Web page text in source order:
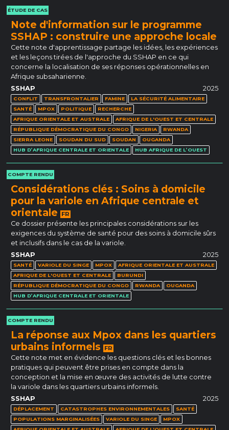
ÉTUDE DE CAS
Note d'information sur le programme
SSHAP : construire une approche locale
Cette note d'apprentissage partage les idées, les expériences
et les leçons tirées de l'approche du SSHAP en ce qui
concerne la localisation de ses réponses opérationnelles en
Afrique subsaharienne.
SSHAP
2025
CONFLIT TRANSFRONTALIER FAMINE
LA SÉCURITÉ ALIMENTAIRE
SANTÉ
MPOX POLITIQUE
RECHERCHE
AFRIQUE ORIENTALE ET AUSTRALE
AFRIQUE DE L'OUEST ET CENTRALE
RÉPUBLIQUE DÉMOCRATIQUE DU CONGO
NIGERIA
RWANDA
SIERRA LEONE
SOUDAN DU SUD SOUDAN
OUGANDA
HUB D’AFRIQUE CENTRALE ET ORIENTALE
HUB AFRIQUE DE L’OUEST
COMPTE RENDU
Considérations clés : Soins à domicile
pour la variole en Afrique centrale et
orientale
FR
Ce dossier présente les principales considérations sur les
exigences du système de santé pour des soins à domicile sûrs
et inclusifs dans le cas de la variole.
SSHAP
2025
SANTÉ VARIOLE DU SINGE MPOX
AFRIQUE ORIENTALE ET AUSTRALE
AFRIQUE DE L'OUEST ET CENTRALE
BURUNDI
RÉPUBLIQUE DÉMOCRATIQUE DU CONGO
RWANDA
OUGANDA
HUB D’AFRIQUE CENTRALE ET ORIENTALE
COMPTE RENDU
La réponse aux Mpox dans les quartiers
urbains informels
FR
Cette note met en évidence les questions clés et les bonnes
pratiques qui peuvent être prises en compte dans la
conception et la mise en œuvre des activités de lutte contre
la variole dans les quartiers urbains informels.
SSHAP
2025
DÉPLACEMENT CATASTROPHES ENVIRONNEMENTALES
SANTÉ
POPULATIONS MARGINALISÉES
VARIOLE DU SINGE
MPOX